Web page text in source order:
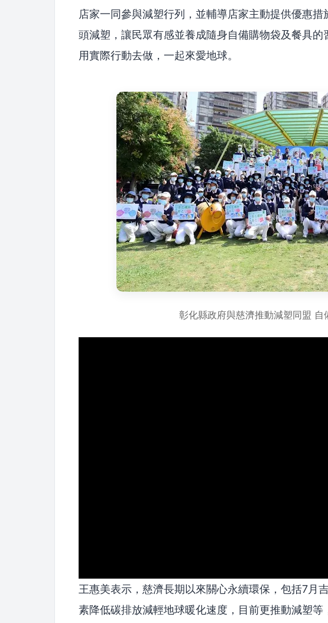
店家一同參與減塑行列，並輔導店家主動提供優惠
頭減塑，讓民眾有感並養成隨身自備購物袋及餐具的
用實際行動去做，一起來愛地球。
彰化縣政府與慈濟推動減塑同盟 自
王惠美表示，慈濟長期以來關心永續環保，包括7月
素降低碳排放減輕地球暖化速度，目前更推動減塑